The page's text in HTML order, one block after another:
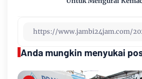
Anda mungkin menyukai